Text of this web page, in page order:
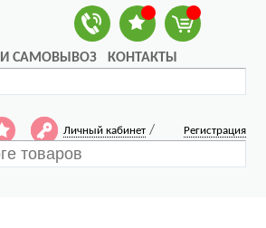
И САМОВЫВОЗ
КОНТАКТЫ
Личный кабинет / Регистрация